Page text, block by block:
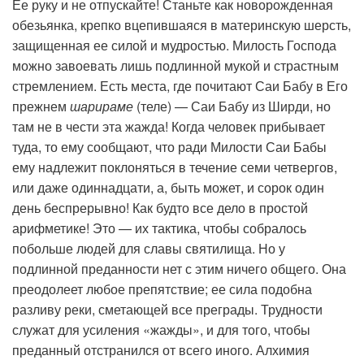
Ее руку и не отпускайте! Станьте как новорожденная
обезьянка, крепко вцепившаяся в материнскую шерсть,
защищенная ее силой и мудростью. Милость Господа
можно завоевать лишь подлинной мукой и страстным
стремлением. Есть места, где почитают Саи Бабу в Его
прежнем шарираме (теле) — Саи Бабу из Ширди, но
там не в чести эта жажда! Когда человек прибывает
туда, то ему сообщают, что ради Милости Саи Бабы
ему надлежит поклоняться в течение семи четвергов,
или даже одиннадцати, а, быть может, и сорок один
день беспрерывно! Как будто все дело в простой
арифметике! Это — их тактика, чтобы собралось
побольше людей для славы святилища. Но у
подлинной преданности нет с этим ничего общего. Она
преодолеет любое препятствие; ее сила подобна
разливу реки, сметающей все преграды. Трудности
служат для усиления «жажды», и для того, чтобы
преданный отстранился от всего иного. Алхимия